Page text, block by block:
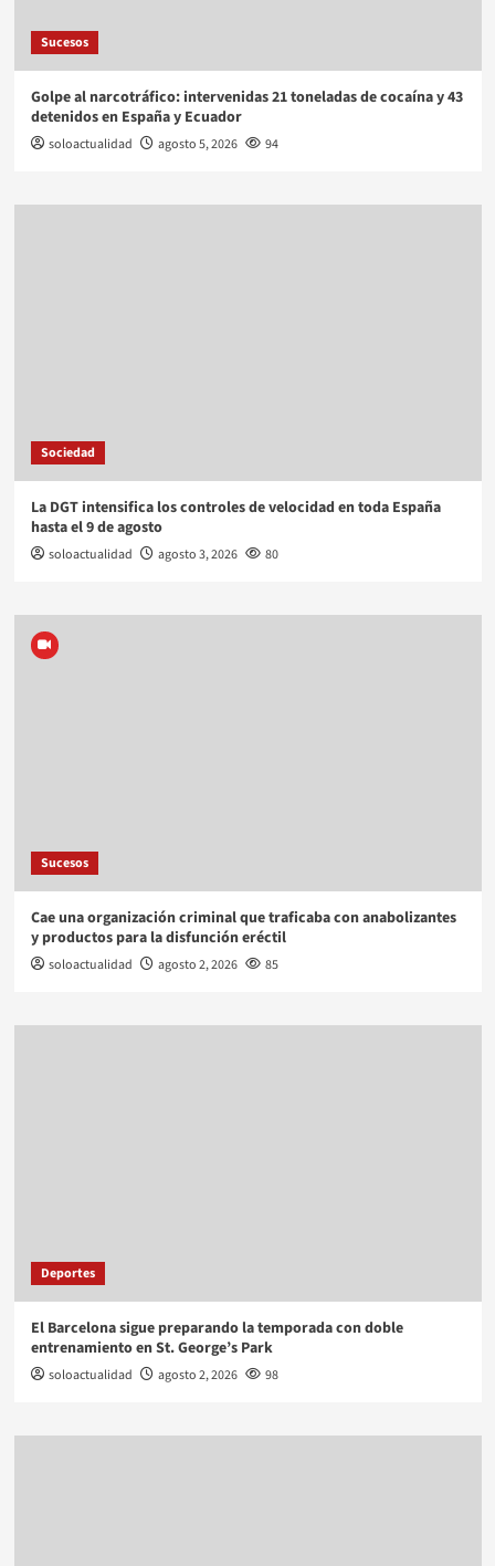
Sucesos
Golpe al narcotráfico: intervenidas 21 toneladas de cocaína y 43
detenidos en España y Ecuador
soloactualidad agosto 5, 2026 94
Sociedad
La DGT intensifica los controles de velocidad en toda España
hasta el 9 de agosto
soloactualidad agosto 3, 2026 80
Sucesos
Cae una organización criminal que traficaba con anabolizantes
y productos para la disfunción eréctil
soloactualidad agosto 2, 2026 85
Deportes
El Barcelona sigue preparando la temporada con doble
entrenamiento en St. George’s Park
soloactualidad agosto 2, 2026 98